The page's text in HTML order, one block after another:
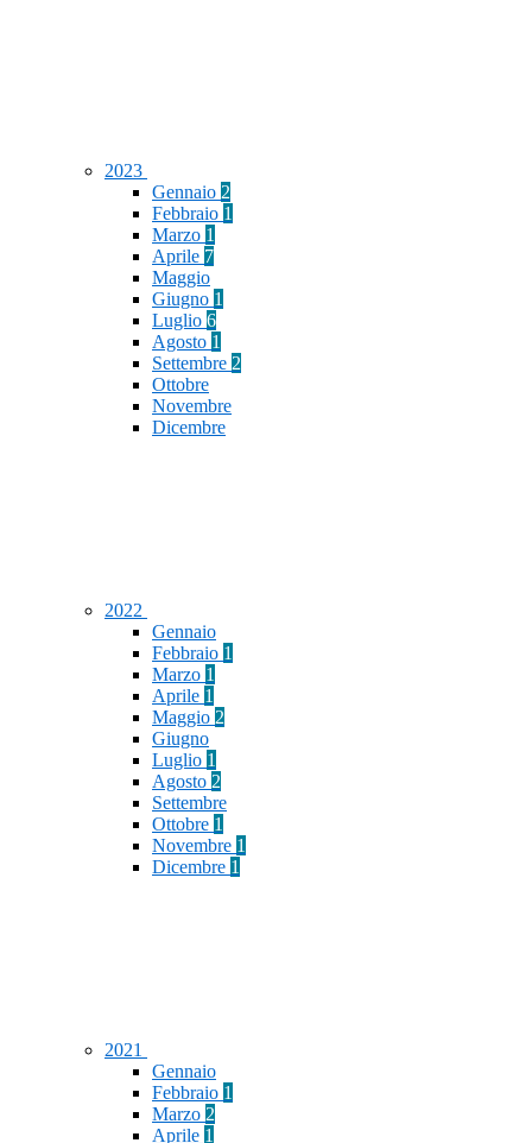
2023
Gennaio 2
Febbraio 1
Marzo 1
Aprile 7
Maggio
Giugno 1
Luglio 6
Agosto 1
Settembre 2
Ottobre
Novembre
Dicembre
2022
Gennaio
Febbraio 1
Marzo 1
Aprile 1
Maggio 2
Giugno
Luglio 1
Agosto 2
Settembre
Ottobre 1
Novembre 1
Dicembre 1
2021
Gennaio
Febbraio 1
Marzo 2
Aprile 1